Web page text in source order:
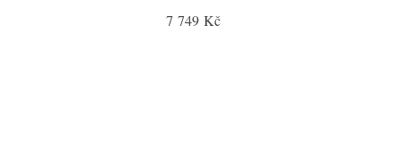
7 749 Kč